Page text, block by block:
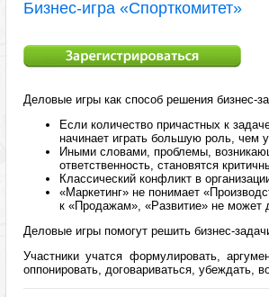
Бизнес-игра «Спорткомитет»
Деловые игры как способ решения бизнес-
Если количество причастных к
начинает играть большую роль, чем
Иными словами, проблемы,
ответственность, становятся
Классический конфликт в
«Маркетинг» не понимает
к «Продажам», «Развитие» не может
Деловые игры помогут решить бизнес-
Участники учатся формулировать,
оппонировать, договариваться, убеждать,